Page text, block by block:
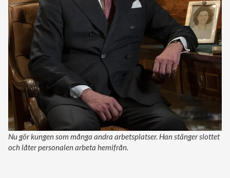
Nu gör kungen som många andra arbetsplatser. Han stänger slottet
och låter personalen arbeta hemifrån.